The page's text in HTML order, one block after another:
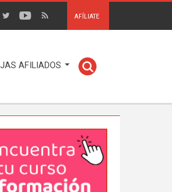
AFÍLIATE
AFILIADOS